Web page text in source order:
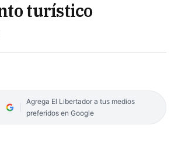
turístico
Agrega El Libertador a tus medios
preferidos en Google